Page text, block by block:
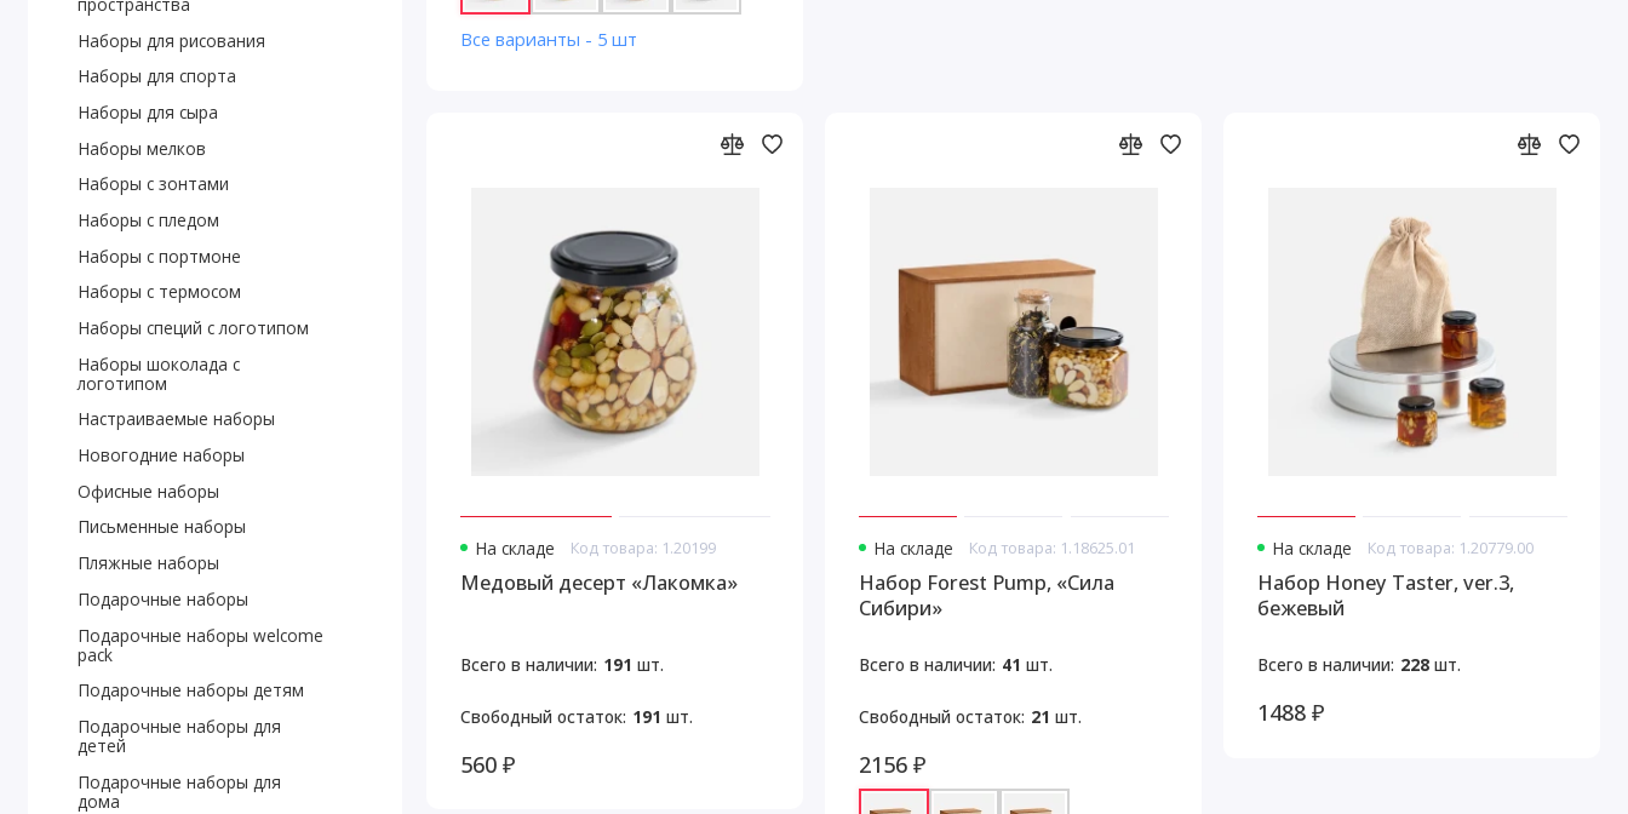
Наборы для рисования
Наборы для спорта
Наборы для сыра
Наборы мелков
Наборы с зонтами
Наборы с пледом
Наборы с портмоне
Наборы с термосом
Наборы специй с логотипом
Наборы шоколада с
логотипом
Настраиваемые наборы
Новогодние наборы
Офисные наборы
Письменные наборы
Пляжные наборы
Подарочные наборы
Подарочные наборы welcome
pack
Подарочные наборы детям
Подарочные наборы для
детей
Подарочные наборы для
дома
Все варианты - 5 шт
На складе Код товара: 1.20199
Медовый десерт «Лакомка»
Всего в наличии: 191 шт.
Свободный остаток: 191 шт.
560 ₽
На складе Код товара: 1.18625.01
Набор Forest Pump, «Сила
Сибири»
Всего в наличии: 41 шт.
Свободный остаток: 21 шт.
2156 ₽
На складе Код товара: 1.20779.00
Набор Honey Taster, ver.3,
бежевый
Всего в наличии: 228шт.
1488 ₽